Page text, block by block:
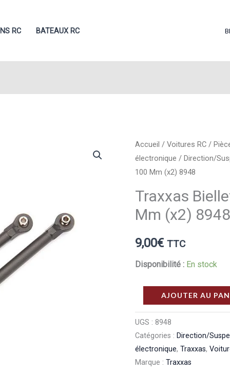
RC BATEAUX RC
Accueil /Voitures RC /
électronique /Direction/
100 Mm (x2) 8948
Traxxas
Mm (x2)
9,00€ TTC
Disponibilité : En stock
quantité
de
Traxxas
Biellettes
Plastique
100
AJOUTER AU
UGS :8948
Catégories : Direction/
électronique,Traxxas,
Marque :Traxxas